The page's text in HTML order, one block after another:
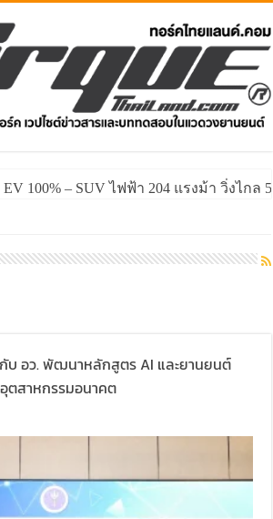
EV 100% – SUV ไฟฟ้า 204 แรงม้า วิ่งไกล
กับ อว. พัฒนาหลักสูตร AI และยานยนต์
ตสาหกรรมอนาคต